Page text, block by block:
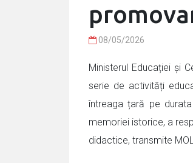
08/05/2026
Ministerul Educației și
serie de activități
întreaga țară pe
memoriei istorice, a
didactice, transmite